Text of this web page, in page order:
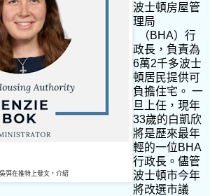
弭在推特上發文，介紹
波士頓房屋管
理局
（BHA）行
政長，負責為
6萬2千多波士
頓居民提供可
負擔住宅。 一
旦上任，現年
33歲的白凱欣
將是歷來最年
輕的一位BHA
行政長。儘管
波士頓市今年
將改選市議